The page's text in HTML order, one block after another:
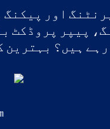
اور پیکنگ
پیپر پروڈکٹ
رہے ہیں؟